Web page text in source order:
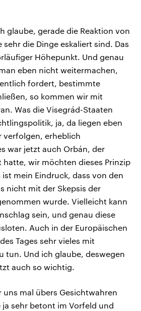
glaube, gerade die Reaktion von
die Dinge eskaliert sind. Das
Höhepunkt. Und genau
eben nicht weitermachen,
fordert, bestimmte
so kommen wir mit
Was die Visegrád-Staaten
ja, da liegen eben
verfolgen, erheblich
war jetzt auch Orbán, der
hatte, wir möchten dieses Prinzip
mein Eindruck, dass von den
nicht mit der Skepsis der
wurde. Vielleicht kann
sein, und genau diese
Auch in der Europäischen
Tages sehr vieles mit
tun. Und ich glaube, deswegen
auch so wichtig.
uns mal übers Gesichtwahren
ja sehr betont im Vorfeld und